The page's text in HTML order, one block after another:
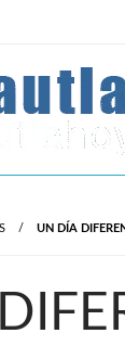
Morelos.
UN DÍA